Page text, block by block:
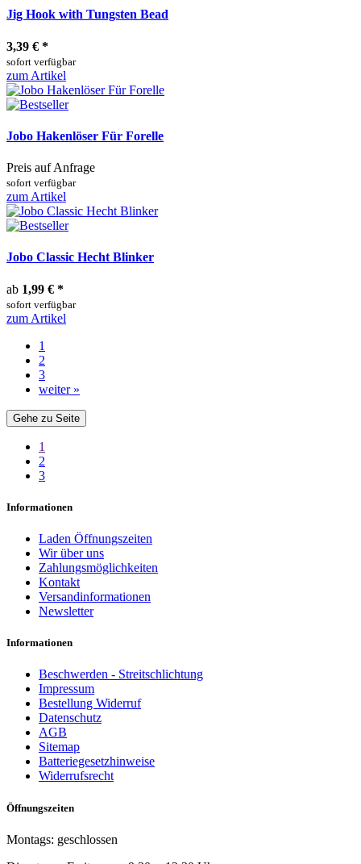
Jig Hook with Tungsten Bead
3,39 € *
sofort verfügbar
zum Artikel
Jobo Hakenlöser Für Forelle
Preis auf Anfrage
sofort verfügbar
zum Artikel
Jobo Classic Hecht Blinker
ab 1,99 € *
sofort verfügbar
zum Artikel
1
2
3
weiter »
Gehe zu Seite
1
2
3
Informationen
Laden Öffnungszeiten
Wir über uns
Zahlungsmöglichkeiten
Kontakt
Versandinformationen
Newsletter
Informationen
Beschwerden - Streitschlichtung
Impressum
Bestellung Widerruf
Datenschutz
AGB
Sitemap
Batteriegesetzhinweise
Widerrufsrecht
Öffnungszeiten
Montags: geschlossen